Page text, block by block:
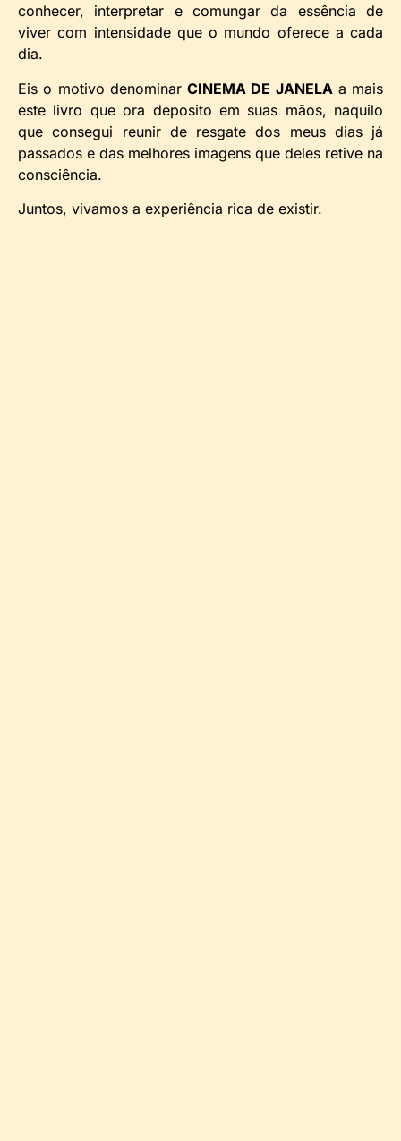
conhecer, interpretar e comungar da essência de
viver com intensidade que o mundo oferece a cada
dia.
Eis o motivo denominar CINEMA DE JANELA a mais
este livro que ora deposito em suas mãos, naquilo
que consegui reunir de resgate dos meus dias já
passados e das melhores imagens que deles retive na
consciência.
Juntos, vivamos a experiência rica de existir.